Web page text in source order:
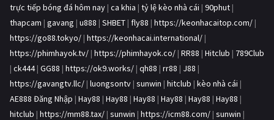
trực tiếp bóng đá hôm nay | ca khia | tỷ lệ kèo nhà cái | 90phut |
thapcam | gavang | u888 | SHBET | fly88 | https://keonhacaitop.com/ |
https://go88.tokyo/ | https://keonhacai.international/ |
https://phimhayok.tv/ | https://phimhayok.co/ | RR88 | Hitclub | 789Club
| ck444| GG88 | https://ok9.works/ | qh88 | rr88 | J88 |
https://gavangtv.llc/ | luongsontv | sunwin | hitclub | kèo nhà cái |
AE888 Đăng Nhập | Hay88 | Hay88 | Hay88 | Hay88 | Hay88 | Hay88 |
hitclub | https://mm88.tax/ | sunwin | https://icm88.com/ | sunwin |